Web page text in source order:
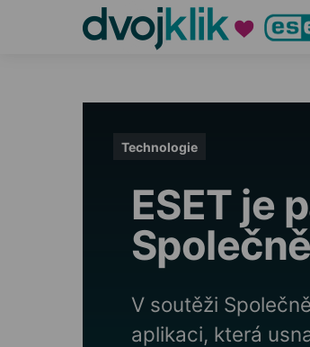
Technologie
ESET je
V soutěži
aplikaci, která